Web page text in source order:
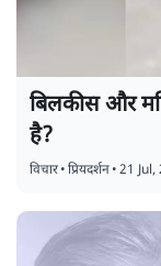
बिलकीस और
है?
विचार•प्रियदर्शन•21 Jul,